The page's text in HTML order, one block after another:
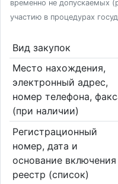
временно не допускаемых
участию в процедурах
Вид закупок
Место нахождения,
электронный адрес,
номер телефона,
(при наличии)
Регистрационный
номер, дата и
основание включения
реестр (список)